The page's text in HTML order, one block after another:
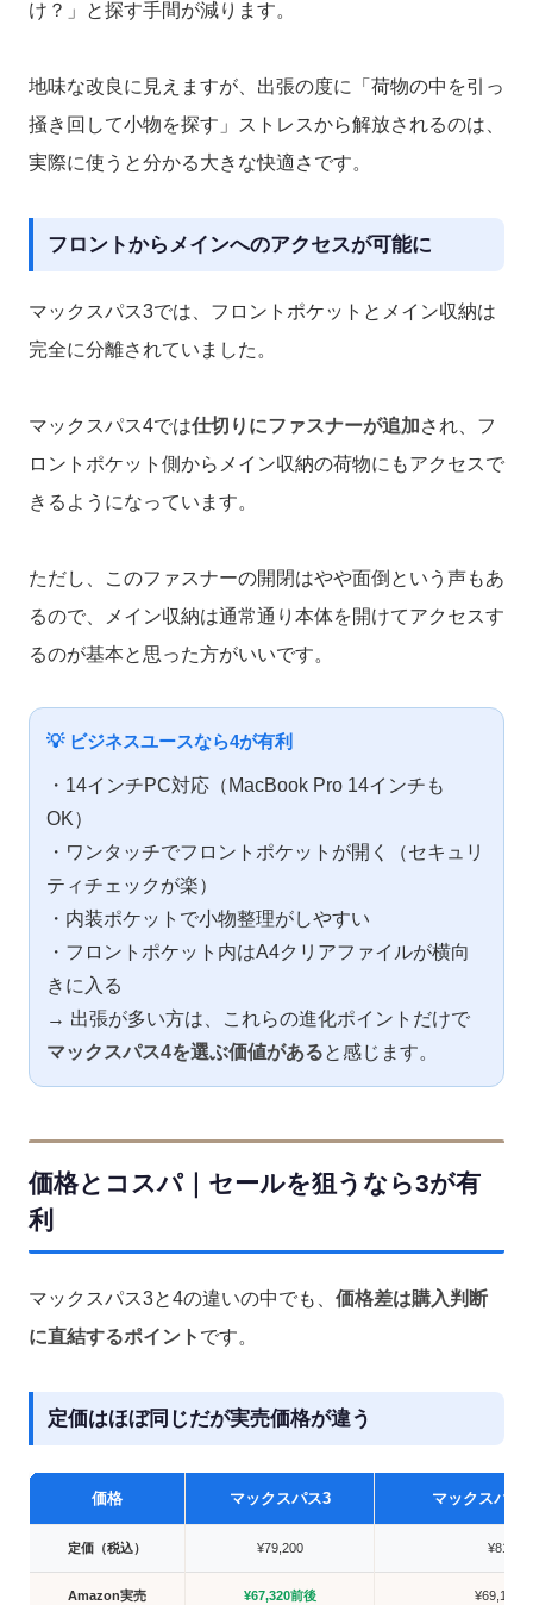
け？」と探す手間が減ります。
地味な改良に見えますが、出張の度に「荷物の中を引っ
掻き回して小物を探す」ストレスから解放されるのは、
実際に使うと分かる大きな快適さです。
フロントからメインへのアクセスが可能に
マックスパス3では、フロントポケットとメイン収納は
完全に分離されていました。
マックスパス4では仕切りにファスナーが追加され、フ
ロントポケット側からメイン収納の荷物にもアクセスで
きるようになっています。
ただし、このファスナーの開閉はやや面倒という声もあ
るので、メイン収納は通常通り本体を開けてアクセスす
るのが基本と思った方がいいです。
💡 ビジネスユースなら4が有利
・14インチPC対応（MacBook Pro 14インチも
OK）
・ワンタッチでフロントポケットが開く（セキュリ
ティチェックが楽）
・内装ポケットで小物整理がしやすい
・フロントポケット内はA4クリアファイルが横向
きに入る
→ 出張が多い方は、これらの進化ポイントだけで
マックスパス4を選ぶ価値があると感じます。
価格とコスパ｜セールを狙うなら3が有
利
マックスパス3と4の違いの中でも、 価格差は購入判断
に直結するポイント です。
定価はほぼ同じだが実売価格が違う
価格 マックスパス3 マックスパス
定価（税込） ¥79,200 ¥81,400
Amazon実売 ¥67,320前後 ¥69,190